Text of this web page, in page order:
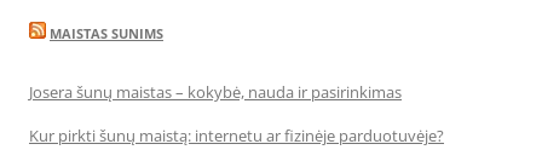
MAISTAS SUNIMS
Josera šunų maistas – kokybė, nauda ir pasirinkimas
Kur pirkti šunų maistą: internetu ar fizinėje parduotuvėje?